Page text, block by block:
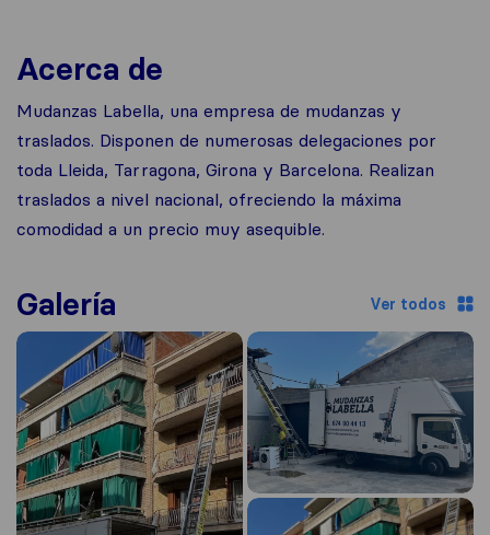
Acerca de
Mudanzas Labella, una empresa de mudanzas y
traslados. Disponen de numerosas delegaciones por
toda Lleida, Tarragona, Girona y Barcelona. Realizan
traslados a nivel nacional, ofreciendo la máxima
comodidad a un precio muy asequible.
Galería Ver todos